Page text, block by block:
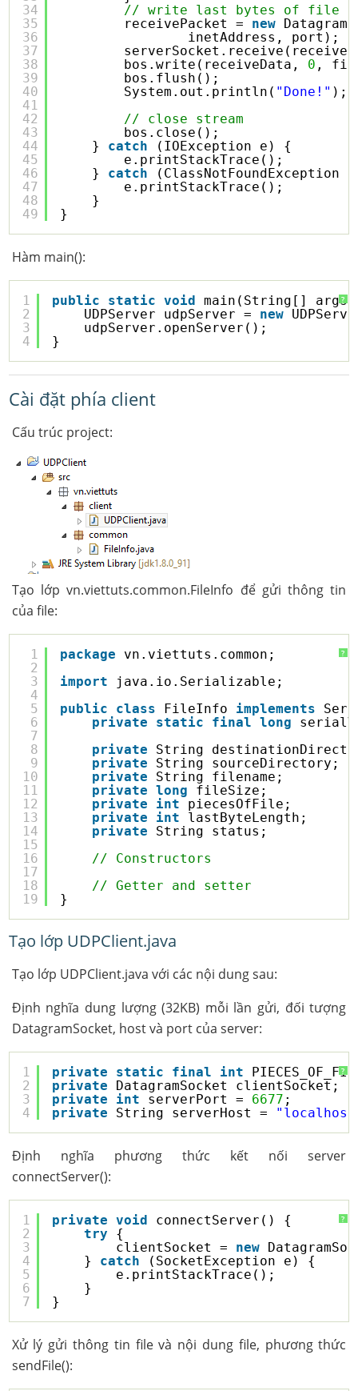
34
35
36
37
38
39
40
41
42
43
44
45
46
47
48
49
// write last bytes of file
receivePacket = new
inetAddress, port);
bos.write(receiveData, 0 ,
bos.flush();
System.out.println( "Done!" );
// close stream
bos.close();
} catch
(IOException e) {
e.printStackTrace();
} catch
(ClassNotFoundException
e.printStackTrace();
}
}
Hàm main():
?
1
2
3
4
public static void
main(String[]
UDPServer udpServer = new
udpServer.openServer();
}
Cài đặt phía client
Cấu trúc project:
Tạo lớp vn.viettuts.common.FileInfo để gửi thông tin
của file:
?
1
2
3
4
5
6
7
8
9
10
11
12
13
14
15
16
17
18
19
package
vn.viettuts.common;
import
java.io.Serializable;
public
class FileInfo implements
private
static final long
private
String
private
String sourceDirectory;
private
String filename;
private
long
fileSize;
private
int
piecesOfFile;
private
int
lastByteLength;
private
String status;
// Constructors
// Getter and setter
}
Tạo lớp UDPClient.java
Tạo lớp UDPClient.java với các nội dung sau:
Định nghĩa dung lượng (32KB) mỗi lần gửi, đối tượng
DatagramSocket, host và port của server:
?
1
2
3
4
private static final int
private
DatagramSocket clientSocket;
private
int serverPort = 6677 ;
private
String serverHost =
Định nghĩa phương thức kết nối server
connectServer():
?
1
2
3
4
5
6
7
private void
connectServer() {
try
{
clientSocket = new
} catch
(SocketException e) {
e.printStackTrace();
}
}
Xử lý gửi thông tin file và nội dung file, phương thức
sendFile():